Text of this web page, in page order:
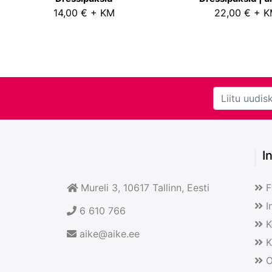
14,00 € + KM 22,00 € +
Mureli 3, 10617 Tallinn, Eesti
6 610 766
aike@aike.ee